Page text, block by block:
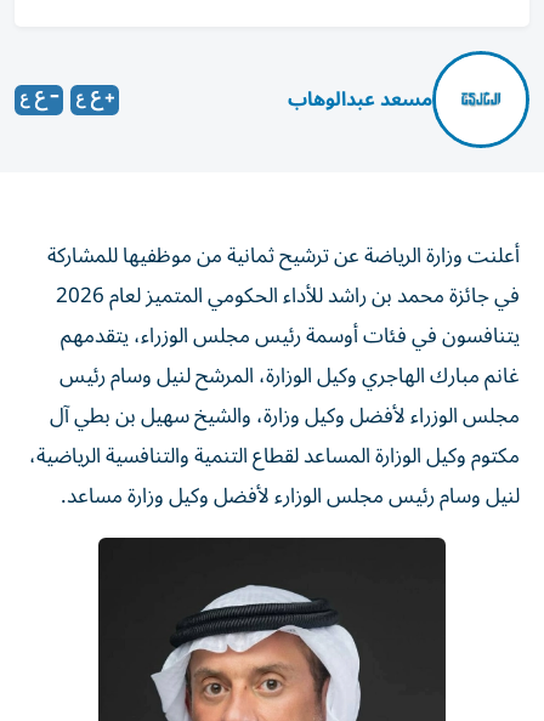
مسعد عبدالوهاب
أعلنت وزارة الرياضة عن ترشيح ثمانية من موظفيها للمشاركة
في جائزة محمد بن راشد للأداء الحكومي المتميز لعام 2026
يتنافسون في فئات أوسمة رئيس مجلس الوزراء، يتقدمهم
غانم مبارك الهاجري وكيل الوزارة، المرشح لنيل وسام رئيس
مجلس الوزراء لأفضل وكيل وزارة، والشيخ سهيل بن بطي آل
مكتوم وكيل الوزارة المساعد لقطاع التنمية والتنافسية الرياضية،
لنيل وسام رئيس مجلس الوزارء لأفضل وكيل وزارة مساعد.